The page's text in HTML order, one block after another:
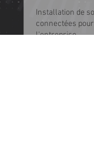
Installation de
connectées
l'entreprise